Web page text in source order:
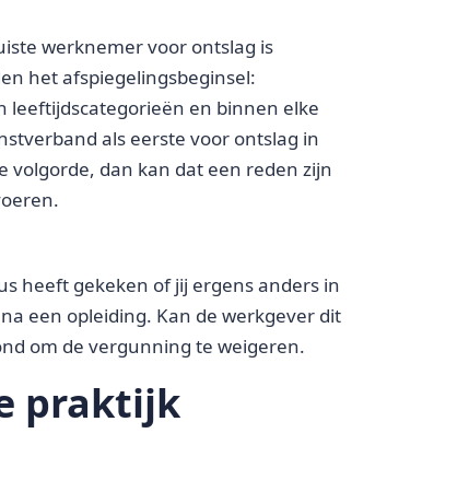
werknemer voor ontslag is
het afspiegelingsbeginsel:
en binnen elke
als eerste voor ontslag in
dan kan dat een reden zijn
heeft gekeken of jij ergens anders in
een opleiding. Kan de werkgever dit
om de vergunning te weigeren.
praktijk